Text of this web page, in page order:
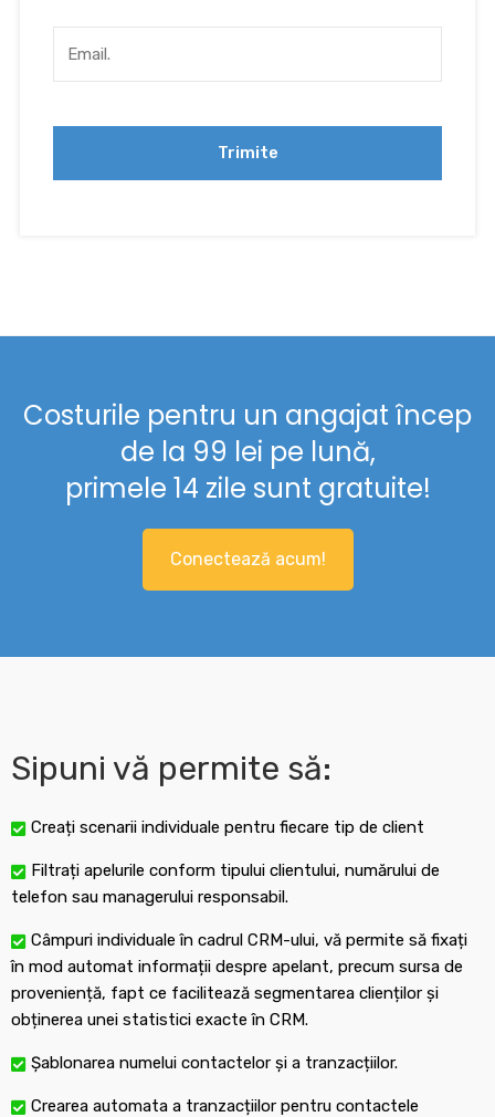
Costurile pentru un angajat încep
de la 99 lei pe lună,
primele 14 zile sunt gratuite!
Conectează acum!
Sipuni vă permite să:
Creați scenarii individuale pentru fiecare tip de client
Filtrați apelurile conform tipului clientului, numărului de
telefon sau managerului responsabil.
Câmpuri individuale în cadrul CRM-ului, vă permite să fixați
în mod automat informații despre apelant, precum sursa de
proveniență, fapt ce facilitează segmentarea clienților și
obținerea unei statistici exacte în CRM.
Șablonarea numelui contactelor și a tranzacțiilor.
Crearea automata a tranzacțiilor pentru contactele